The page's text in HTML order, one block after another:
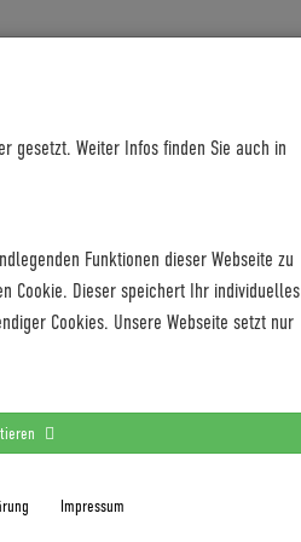
gesetzt. Weiter Infos finden Sie auch in
Funktionen dieser Webseite zu
Cookie. Dieser speichert Ihr individuelles
Cookies. Unsere Webseite setzt nur
Impressum